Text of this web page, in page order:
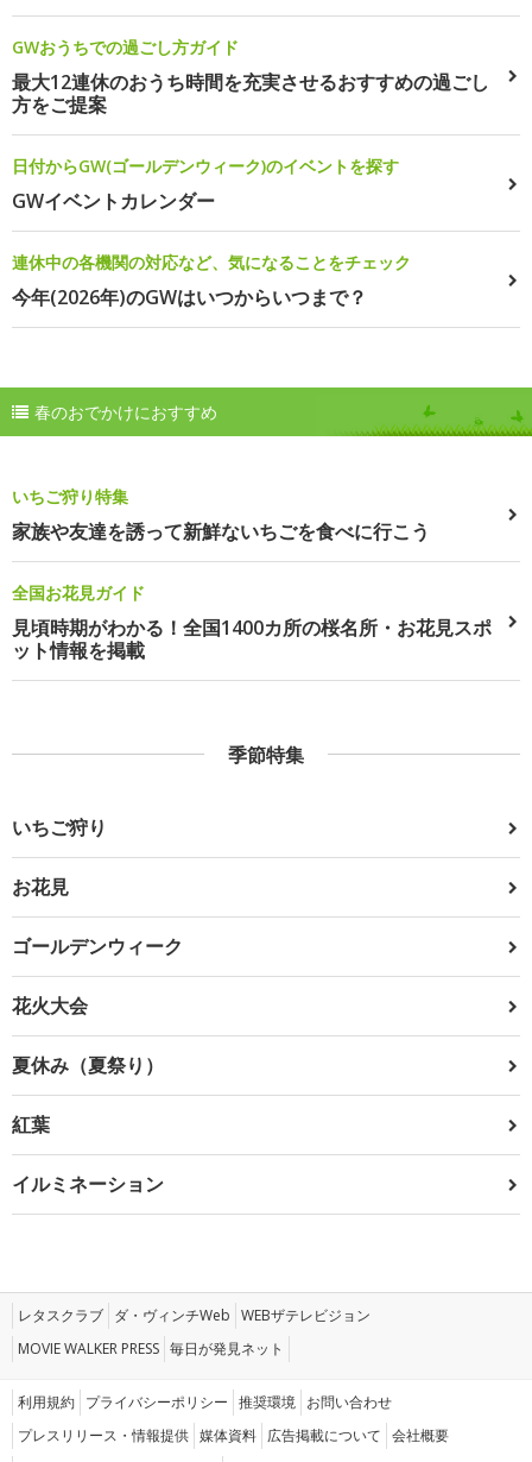
GWおうちでの過ごし方ガイド
最大12連休のおうち時間を充実させるおすすめの過ごし
方をご提案
日付からGW(ゴールデンウィーク)のイベントを探す
GWイベントカレンダー
連休中の各機関の対応など、気になることをチェック
今年(2026年)のGWはいつからいつまで？
春のおでかけにおすすめ
いちご狩り特集
家族や友達を誘って新鮮ないちごを食べに行こう
全国お花見ガイド
見頃時期がわかる！全国1400カ所の桜名所・お花見スポ
ット情報を掲載
季節特集
いちご狩り
お花見
ゴールデンウィーク
花火大会
夏休み（夏祭り）
紅葉
イルミネーション
レタスクラブ ダ・ヴィンチWeb WEBザテレビジョン
MOVIE WALKER PRESS 毎日が発見ネット
利用規約 プライバシーポリシー 推奨環境 お問い合わせ
プレスリリース・情報提供 媒体資料 広告掲載について 会社概要